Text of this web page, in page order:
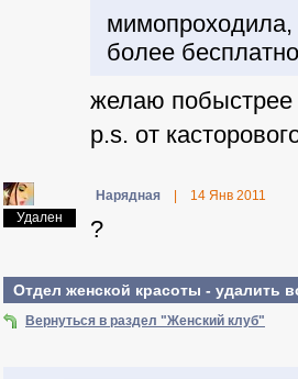
более
желаю побыстрее
p.s. от
Удален
Нарядная 14 Янв 2011
?
Отдел женской красоты - удалить
Вернуться в раздел "Женский клуб"